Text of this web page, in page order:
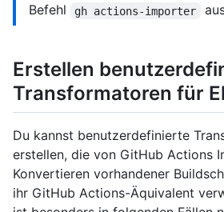
Befehl
gh actions-importer
Erstellen
Transformatoren für
Du kannst benutzerdefinierte
erstellen, die von GitHub Actions
Konvertieren vorhandener
ihr GitHub Actions-Äquivalent